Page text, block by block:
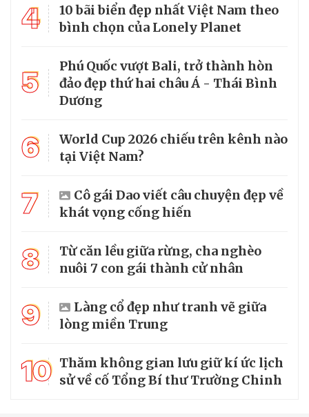
4
10 bãi biển đẹp nhất Việt Nam theo
bình chọn của Lonely Planet
5
Phú Quốc vượt Bali, trở thành hòn
đảo đẹp thứ hai châu Á - Thái Bình
Dương
6
World Cup 2026 chiếu trên kênh nào
tại Việt Nam?
7
Cô gái Dao viết câu chuyện đẹp về
khát vọng cống hiến
8
Từ căn lều giữa rừng, cha nghèo
nuôi 7 con gái thành cử nhân
9
Làng cổ đẹp như tranh vẽ giữa
lòng miền Trung
10 Thăm không gian lưu giữ kí ức lịch
sử về cố Tổng Bí thư Trường Chinh